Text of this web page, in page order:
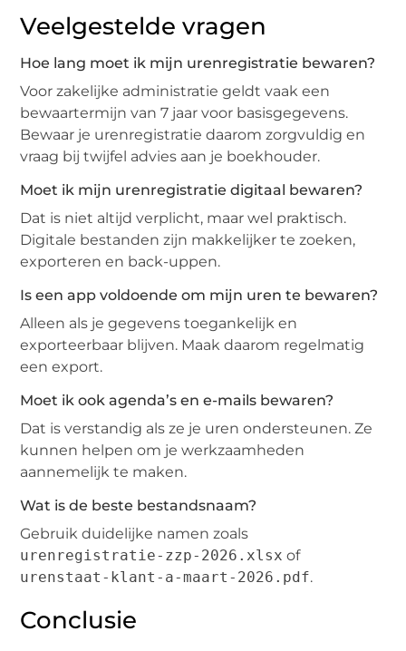
Veelgestelde vragen
Hoe lang moet ik mijn urenregistratie bewaren?
Voor zakelijke administratie geldt vaak een
bewaartermijn van 7 jaar voor basisgegevens.
Bewaar je urenregistratie daarom zorgvuldig en
vraag bij twijfel advies aan je boekhouder.
Moet ik mijn urenregistratie digitaal bewaren?
Dat is niet altijd verplicht, maar wel praktisch.
Digitale bestanden zijn makkelijker te zoeken,
exporteren en back-uppen.
Is een app voldoende om mijn uren te bewaren?
Alleen als je gegevens toegankelijk en
exporteerbaar blijven. Maak daarom regelmatig
een export.
Moet ik ook agenda’s en e-mails bewaren?
Dat is verstandig als ze je uren ondersteunen. Ze
kunnen helpen om je werkzaamheden
aannemelijk te maken.
Wat is de beste bestandsnaam?
Gebruik duidelijke namen zoals
urenregistratie-zzp-2026.xlsx of
urenstaat-klant-a-maart-2026.pdf.
Conclusie